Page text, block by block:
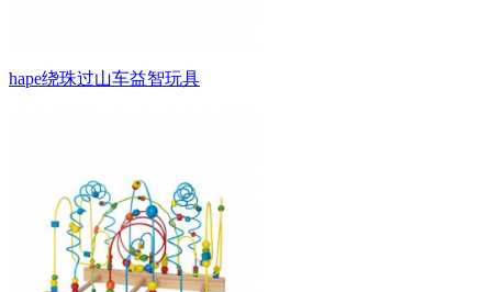
hape绕珠过山车益智玩具